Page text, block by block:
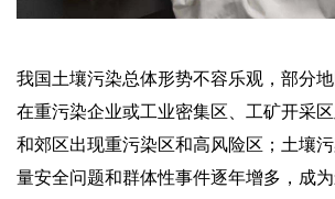
我国土壤污染总体形势不容乐观，部分地
在重污染企业或工业密集区、工矿开采
和郊区出现重污染区和高风险区；土壤
量安全问题和群体性事件逐年增多，成